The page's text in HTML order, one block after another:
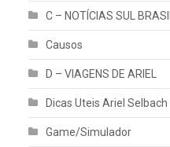
C – NOTÍCIAS SUL BRASIL
Causos
D – VIAGENS DE ARIEL
Dicas Uteis Ariel Selbach
Game/Simulador